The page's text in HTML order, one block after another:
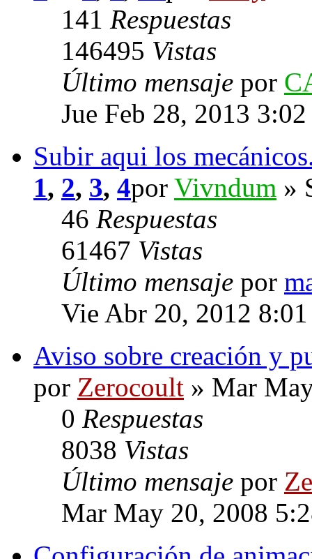
141 Respuestas
146495 Vistas
Último mensaje por
Jue Feb 28, 2013 3:02
Subir aqui los
1, 2, 3, 4por Vivndum »
46 Respuestas
61467 Vistas
Último mensaje por
Vie Abr 20, 2012
Aviso sobre creación y
por Zerocoult » Mar
0 Respuestas
8038 Vistas
Último mensaje por
Mar May 20, 2008